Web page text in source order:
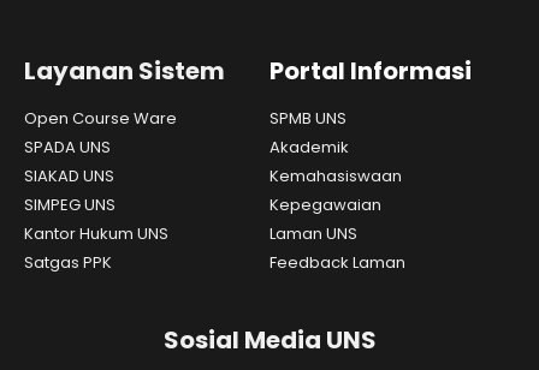
Layanan Sistem
Open Course Ware
SPADA UNS
SIAKAD UNS
SIMPEG UNS
Kantor Hukum UNS
Satgas PPK
Portal Informasi
SPMB UNS
Akademik
Kemahasiswaan
Kepegawaian
Laman UNS
Feedback Laman
Sosial Media UNS